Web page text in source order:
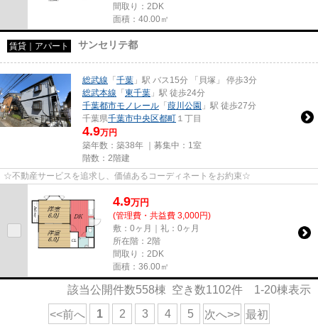
間取り：2DK
面積：40.00㎡
賃貸｜アパート サンセリテ都
総武線 「千葉 」駅 バス15分 「貝塚」 停歩3分
総武本線 「東千葉 」駅 徒歩24分
千葉都市モノレール 「葭川公園 」駅 徒歩27分
千葉県千葉市中央区都町 １丁目
4.9万円
築年数：築38年 ｜募集中： 1室
階数：2階建
☆不動産サービスを追求し、価値あるコーディネートをお約束☆
4.9万円
(管理費・共益費 3,000円)
敷：0ヶ月｜礼：0ヶ月
所在階：2階
間取り：2DK
面積：36.00㎡
該当公開件数558棟 空き数1102件 1-20棟表示
<<前へ 1 2 3 4 5 次へ>> 最初